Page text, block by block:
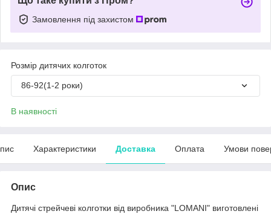
Замовлення під захистом
Розмір дитячих колготок
86-92(1-2 роки)
В наявності
Характеристики Доставка Оплата Умови
Опис
Дитячі стрейчеві колготки від виробника "LOMANI" виготовлені